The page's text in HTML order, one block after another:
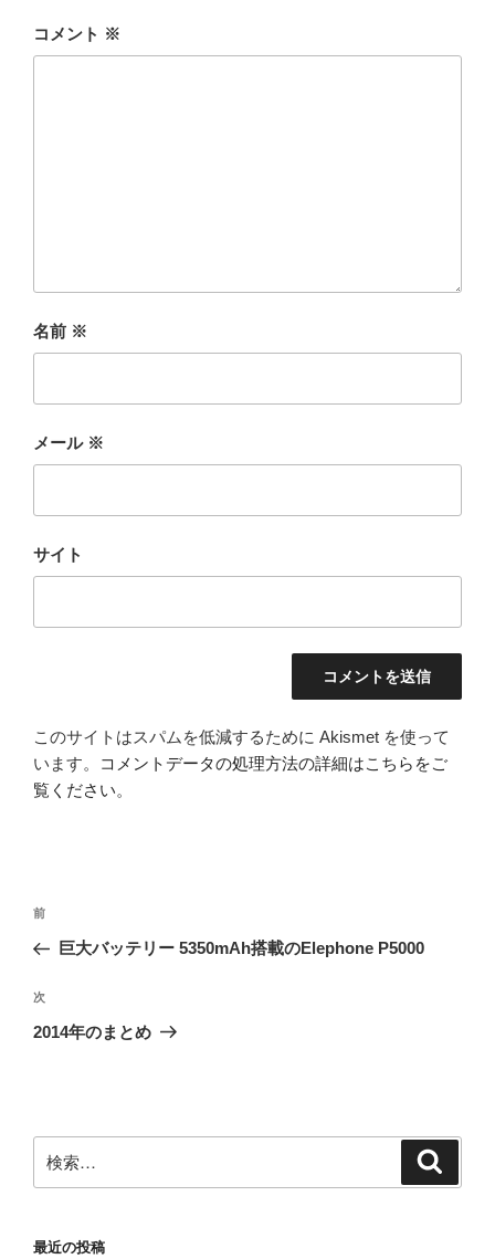
コメント ※
名前 ※
メール ※
サイト
このサイトはスパムを低減するために Akismet を使って
います。
コメントデータの処理方法の詳細はこちらをご
覧ください。
投
ナ
ビ
ゲ
ン
前
の
稿
前
巨大バッテリー 5350mAh搭載のElephone P5000
次
の
次
2014年のまとめ
索:
最近の投稿